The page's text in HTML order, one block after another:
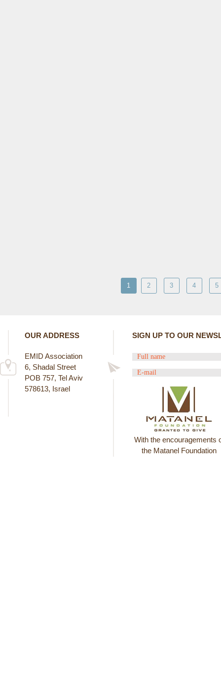
1 2 3 4 5
OUR ADDRESS
EMID Association
6, Shadal Street
POB 757, Tel Aviv
578613, Israel
SIGN UP TO OUR
With the encouragements
the Matanel Foundation